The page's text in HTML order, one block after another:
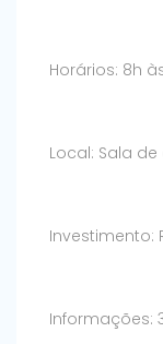
Horários: 8h
Local: Sala
Investimento:
Informações: